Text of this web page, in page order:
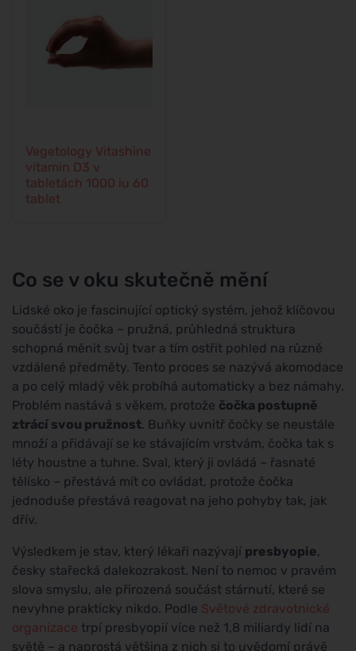
Vegetology Vitashine
vitamin D3 v
tabletách 1000 iu 60
tablet
Co se v oku skutečně mění
Lidské oko je fascinující optický systém, jehož klíčovou
součástí je čočka – pružná, průhledná struktura
schopná měnit svůj tvar a tím ostřit pohled na různě
vzdálené předměty. Tento proces se nazývá akomodace
a po celý mladý věk probíhá automaticky a bez námahy.
Problém nastává s věkem, protože čočka postupně
ztrácí svou pružnost. Buňky uvnitř čočky se neustále
množí a přidávají se ke stávajícím vrstvám, čočka tak s
léty houstne a tuhne. Sval, který ji ovládá – řasnaté
tělísko – přestává mít co ovládat, protože čočka
jednoduše přestává reagovat na jeho pohyby tak, jak
dřív.
Výsledkem je stav, který lékaři nazývají presbyopie,
česky stařecká dalekozrakost. Není to nemoc v pravém
slova smyslu, ale přirozená součást stárnutí, které se
nevyhne prakticky nikdo. Podle Světové zdravotnické
organizace trpí presbyopií více než 1,8 miliardy lidí na
světě – a naprostá většina z nich si to uvědomí právě